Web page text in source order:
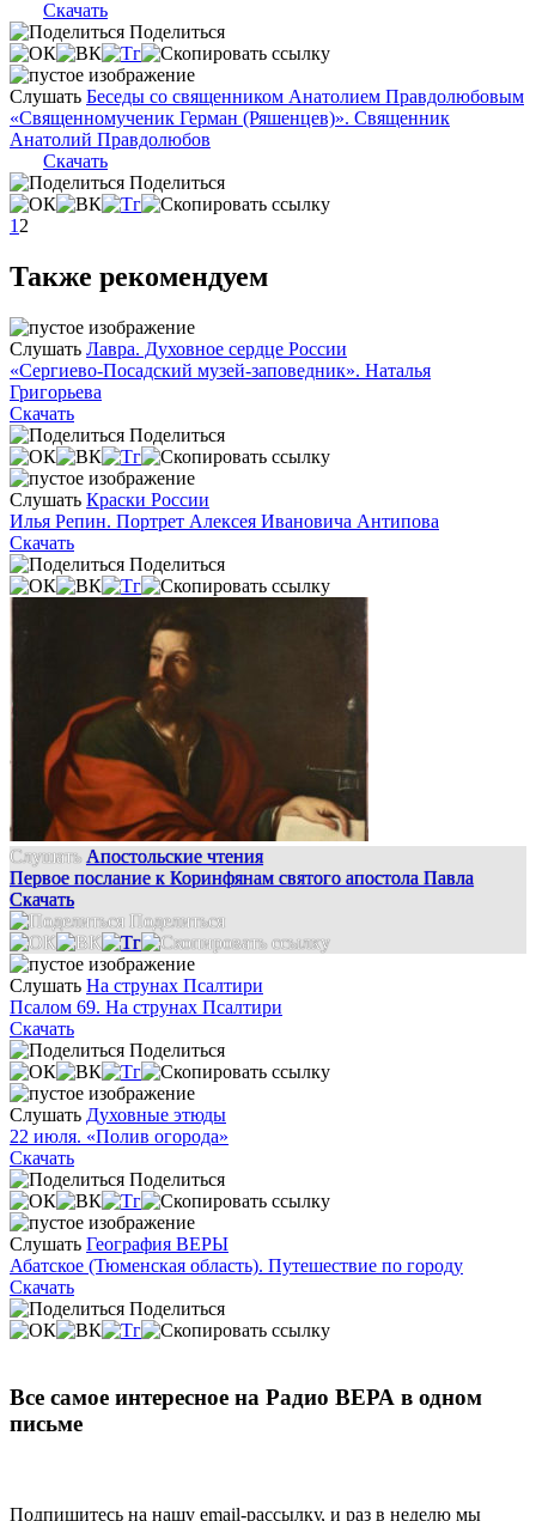
Скачать
Поделиться
Слушать Беседы со священником Анатолием Правдолюбовым
«Священномученик Герман (Ряшенцев)». Священник
Анатолий Правдолюбов
Скачать
Поделиться
1 2
Также рекомендуем
Слушать Лавра. Духовное сердце России
«Сергиево-Посадский музей-заповедник». Наталья
Григорьева
Скачать
Поделиться
Слушать Краски России
Илья Репин. Портрет Алексея Ивановича Антипова
Скачать
Поделиться
Слушать Апостольские чтения
Первое послание к Коринфянам святого апостола Павла
Скачать
Поделиться
Слушать На струнах Псалтири
Псалом 69. На струнах Псалтири
Скачать
Поделиться
Слушать Духовные этюды
22 июля. «Полив огорода»
Скачать
Поделиться
Слушать География ВЕРЫ
Абатское (Тюменская область). Путешествие по городу
Скачать
Поделиться
Все самое интересное на Радио ВЕРА в одном
письме
Подпишитесь на нашу email-рассылку, и раз в неделю мы